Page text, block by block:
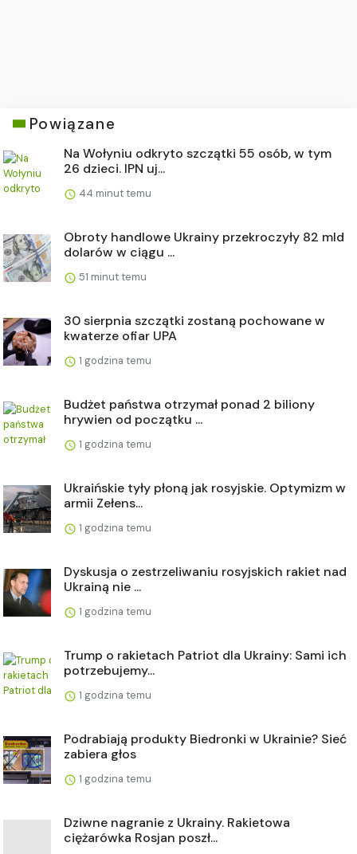
Powiązane
Na Wołyniu odkryto szczątki 55 osób, w tym
26 dzieci. IPN uj...
44 minut temu
Obroty handlowe Ukrainy przekroczyły 82 mld
dolarów w ciągu ...
51 minut temu
30 sierpnia szczątki zostaną pochowane w
kwaterze ofiar UPA
1 godzina temu
Budżet państwa otrzymał ponad 2 biliony
hrywien od początku ...
1 godzina temu
Ukraińskie tyły płoną jak rosyjskie. Optymizm w
armii Zełens...
1 godzina temu
Dyskusja o zestrzeliwaniu rosyjskich rakiet nad
Ukrainą nie ...
1 godzina temu
Trump o rakietach Patriot dla Ukrainy: Sami ich
potrzebujemy...
1 godzina temu
Podrabiają produkty Biedronki w Ukrainie? Sieć
zabiera głos
1 godzina temu
Dziwne nagranie z Ukrainy. Rakietowa
ciężarówka Rosjan poszł...